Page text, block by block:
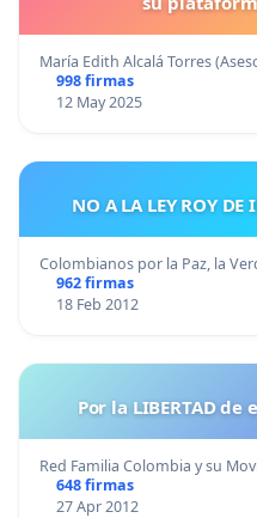
María Edith Alcalá Torres
998 firmas
12 May 2025
NO A LA LEY ROY DE
Colombianos por la Paz, la
962 firmas
18 Feb 2012
Por la LIBERTAD
Red Familia Colombia y su
648 firmas
27 Apr 2012